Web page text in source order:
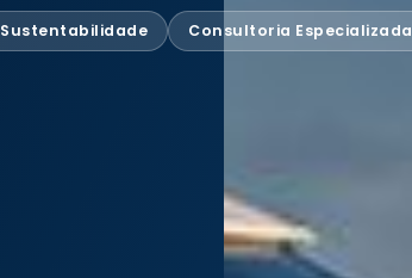
Sustentabilidade Consultoria Especializada